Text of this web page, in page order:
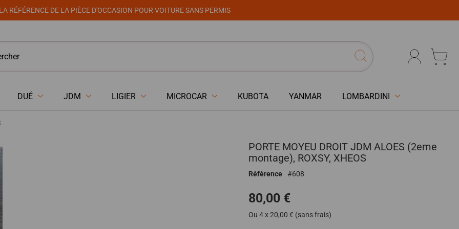
LA RÉFÉRENCE DE LA PIÈCE D'OCCASION POUR VOITURE SANS PERMIS
DUÉ JDM LIGIER MICROCAR KUBOTA YANMAR LOMBARDINI
PORTE MOYEU DROIT JDM ALOES (2eme
montage), ROXSY, XHEOS
Référence 608
80,00 €
Ou 4 x 20,00 € (sans frais)